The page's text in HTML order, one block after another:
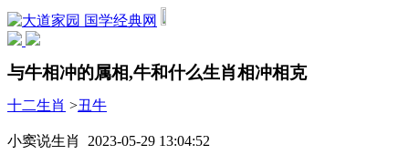
国学经典网
与牛相冲的属相,牛和什么生肖相冲相克
十二生肖 >丑牛
小窦说生肖 2023-05-29 13:04:52